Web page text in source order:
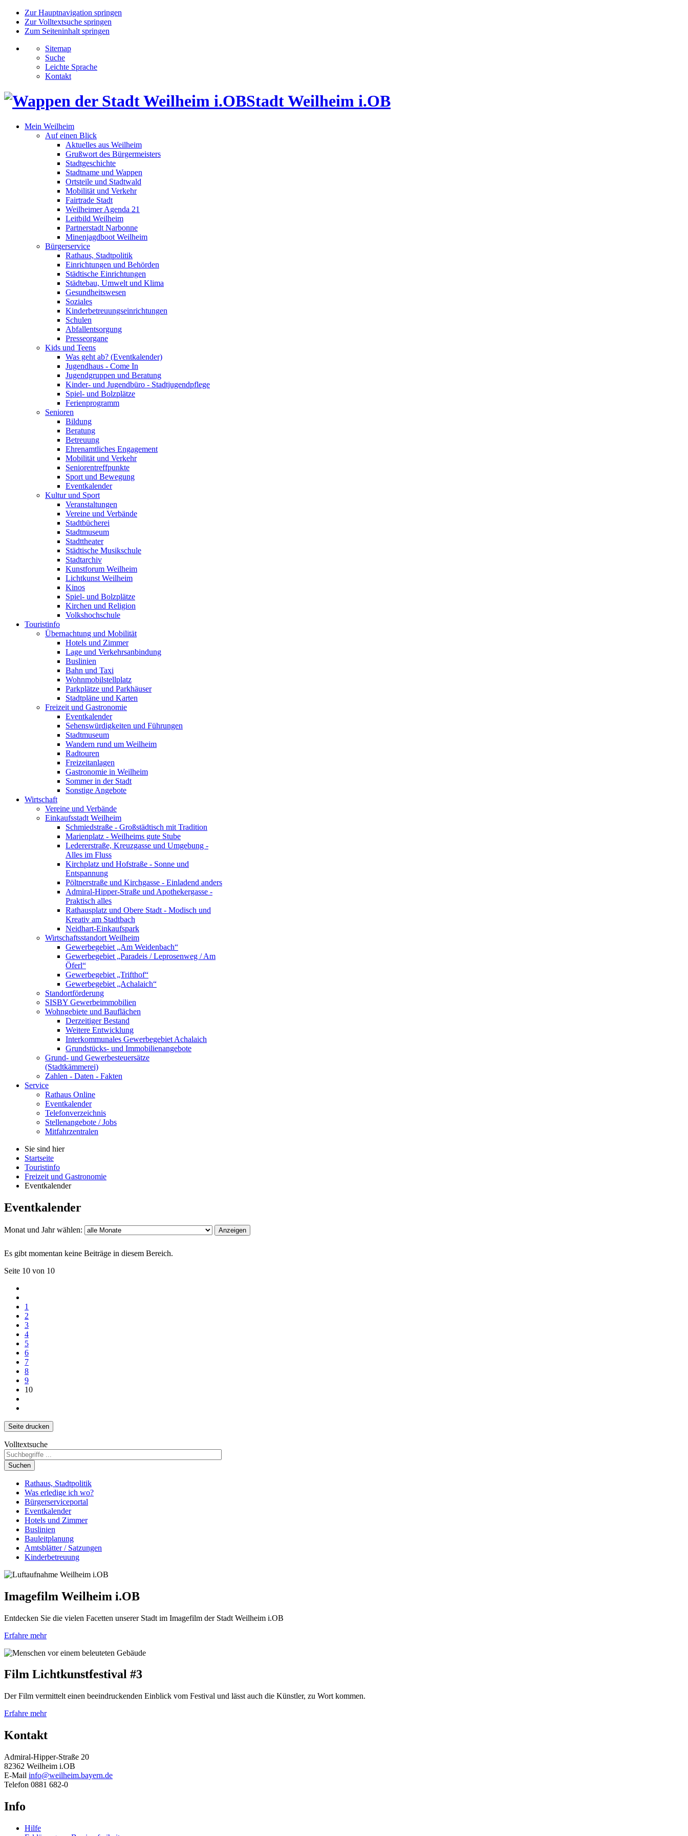
Zur Hauptnavigation springen
Zur Volltextsuche springen
Zum Seiteninhalt springen
Sitemap
Suche
Leichte Sprache
Kontakt
Stadt Weilheim i.OB
Mein Weilheim
Auf einen Blick
Aktuelles aus Weilheim
Grußwort des Bürgermeisters
Stadtgeschichte
Stadtname und Wappen
Ortsteile und Stadtwald
Mobilität und Verkehr
Fairtrade Stadt
Weilheimer Agenda 21
Leitbild Weilheim
Partnerstadt Narbonne
Minenjagdboot Weilheim
Bürgerservice
Rathaus, Stadtpolitik
Einrichtungen und Behörden
Städtische Einrichtungen
Städtebau, Umwelt und Klima
Gesundheitswesen
Soziales
Kinderbetreuungseinrichtungen
Schulen
Abfallentsorgung
Presseorgane
Kids und Teens
Was geht ab? (Eventkalender)
Jugendhaus - Come In
Jugendgruppen und Beratung
Kinder- und Jugendbüro - Stadtjugendpflege
Spiel- und Bolzplätze
Ferienprogramm
Senioren
Bildung
Beratung
Betreuung
Ehrenamtliches Engagement
Mobilität und Verkehr
Seniorentreffpunkte
Sport und Bewegung
Eventkalender
Kultur und Sport
Veranstaltungen
Vereine und Verbände
Stadtbücherei
Stadtmuseum
Stadttheater
Städtische Musikschule
Stadtarchiv
Kunstforum Weilheim
Lichtkunst Weilheim
Kinos
Spiel- und Bolzplätze
Kirchen und Religion
Volkshochschule
Touristinfo
Übernachtung und Mobilität
Hotels und Zimmer
Lage und Verkehrsanbindung
Buslinien
Bahn und Taxi
Wohnmobilstellplatz
Parkplätze und Parkhäuser
Stadtpläne und Karten
Freizeit und Gastronomie
Eventkalender
Sehenswürdigkeiten und Führungen
Stadtmuseum
Wandern rund um Weilheim
Radtouren
Freizeitanlagen
Gastronomie in Weilheim
Sommer in der Stadt
Sonstige Angebote
Wirtschaft
Vereine und Verbände
Einkaufsstadt Weilheim
Schmiedstraße - Großstädtisch mit Tradition
Marienplatz - Weilheims gute Stube
Ledererstraße, Kreuzgasse und Umgebung -
Alles im Fluss
Kirchplatz und Hofstraße - Sonne und
Entspannung
Pöltnerstraße und Kirchgasse - Einladend anders
Admiral-Hipper-Straße und Apothekergasse -
Praktisch alles
Rathausplatz und Obere Stadt - Modisch und
Kreativ am Stadtbach
Neidhart-Einkaufspark
Wirtschaftsstandort Weilheim
Gewerbegebiet „Am Weidenbach“
Gewerbegebiet „Paradeis / Leprosenweg / Am
Öferl“
Gewerbegebiet „Trifthof“
Gewerbegebiet „Achalaich“
Standortförderung
SISBY Gewerbeimmobilien
Wohngebiete und Bauflächen
Derzeitiger Bestand
Weitere Entwicklung
Interkommunales Gewerbegebiet Achalaich
Grundstücks- und Immobilienangebote
Grund- und Gewerbesteuersätze
(Stadtkämmerei)
Zahlen - Daten - Fakten
Service
Rathaus Online
Eventkalender
Telefonverzeichnis
Stellenangebote / Jobs
Mitfahrzentralen
Sie sind hier
Startseite
Touristinfo
Freizeit und Gastronomie
Eventkalender
Eventkalender
Monat und Jahr wählen: Anzeigen
Es gibt momentan keine Beiträge in diesem Bereich.
Seite 10 von 10
1
2
3
4
5
6
7
8
9
10
Seite drucken
Volltextsuche
Suchen
Rathaus, Stadtpolitik
Was erledige ich wo?
Bürgerserviceportal
Eventkalender
Hotels und Zimmer
Buslinien
Bauleitplanung
Amtsblätter / Satzungen
Kinderbetreuung
Imagefilm Weilheim i.OB
Entdecken Sie die vielen Facetten unserer Stadt im Imagefilm der Stadt Weilheim i.OB
Erfahre mehr
Film Lichtkunstfestival #3
Der Film vermittelt einen beeindruckenden Einblick vom Festival und lässt auch die Künstler, zu Wort kommen.
Erfahre mehr
Kontakt
Admiral-Hipper-Straße 20
82362 Weilheim i.OB
E-Mail info@weilheim.bayern.de
Telefon 0881 682-0
Info
Hilfe